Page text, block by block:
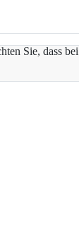
Sie, dass